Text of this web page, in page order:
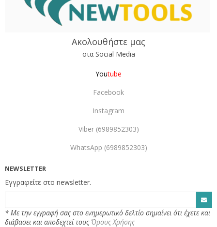
Ακολουθήστε μας
στα Social Media
Youtube
Facebook
Instagram
Viber (6989852303)
WhatsApp (6989852303)
NEWSLETTER
Εγγραφείτε στo newsletter.
* Με την εγγραφή σας στο ενημερωτικό δελτίο σημαίνει ότι έχετε και
διάβασει και αποδεχτεί τουςΌρους Χρήσης